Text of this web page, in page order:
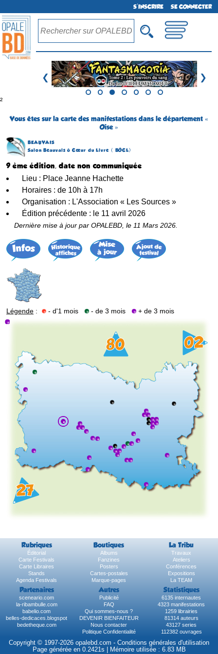
S'INSCRIRE SE CONNECTER
❮ ❯
²
Vous êtes sur la carte des manifestations dans le département «
Oise »
BEAUVAIS
Salon Beauvais ô Cœur du Livre ( BÔCL)
9 ème édition, date non communiquée
Lieu : Place Jeanne Hachette
Horaires : de 10h à 17h
Organisation : L'Association « Les Sources »
Édition précédente : le 11 avril 2026
Dernière mise à jour par OPALEBD, le 11 Mars 2026.
Légende : - d'1 mois - de 3 mois + de 3 mois
Rubriques Boutiques La Tribu
Éditorial Albums
Travaux
Carte Festivals
Fanzines
Ateliers
Carte Libraires
Posters
Conférences
Stands
Cartes-postales
Expositions
Agenda Festivals
Marque-pages La TEAM
Partenaires Autres Statistiques
sceneario.com Publicité
6135 internautes
la-ribambulle.com
FAQ
4323 manifestations
babelio.com
Qui sommes-nous ?
1259 librairies
belles-dedicaces.blogspot
DEVENIR BIENFAITEUR
81314 auteurs
bedetheque.com
Nous contacter
43127 series
Politique Confidentialité
112382 ouvrages
Copyright © 1997-2026 opalebd.com - Conditions générales d'utilisation
Page générée en 0.2421s | Mémoire utilisée : 6.83 MB